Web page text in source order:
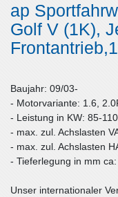
ap
Golf V (1K),
Baujahr: 09/03-
- Motorvariante: 1.6,
- Leistung in KW: 85-110
- max. zul. Achslasten
- max. zul. Achslasten
- Tieferlegung in mm
Unser internationaler